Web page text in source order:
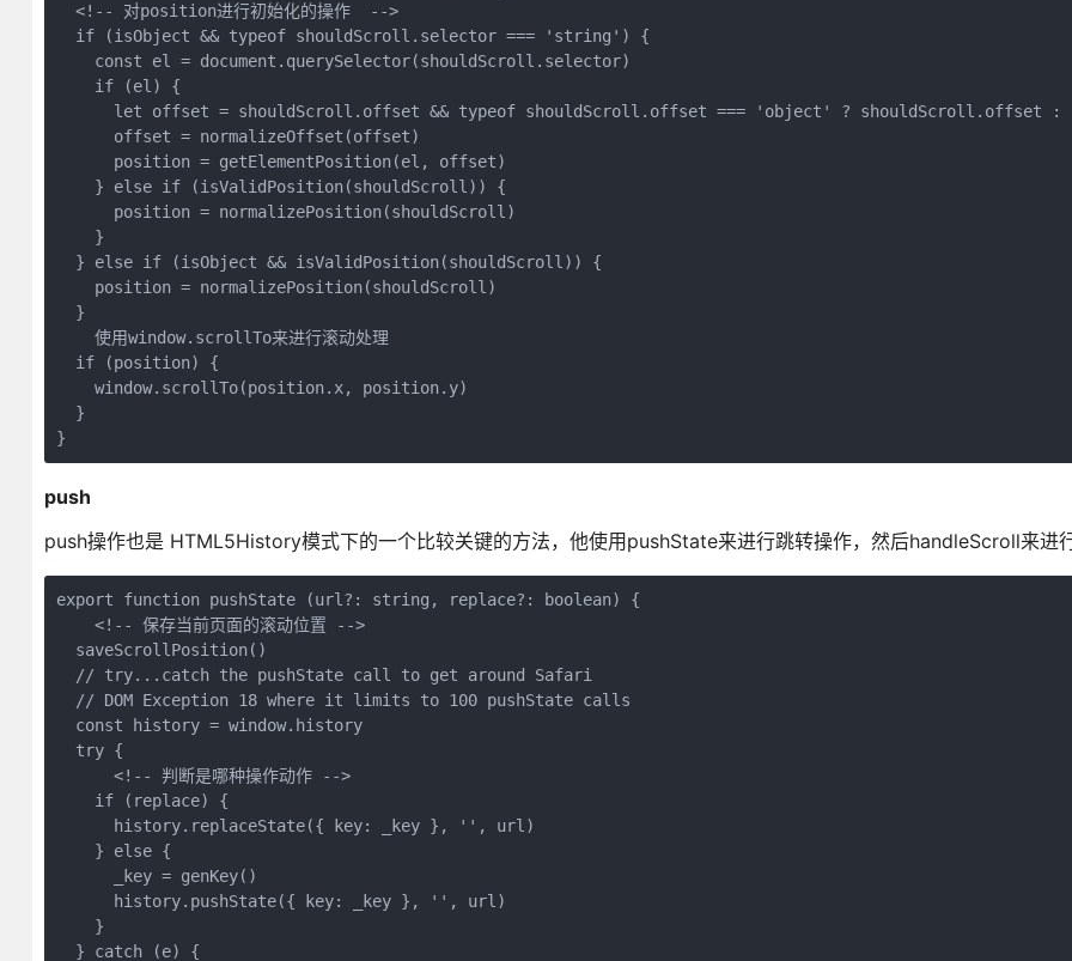
  <!-- 对position进行初始化的操作  -->
  if (isObject && typeof shouldScroll.selector === 'string') {
    const el = document.querySelector(shouldScroll.selector)
    if (el) {
let offset = shouldScroll.offset && typeof shouldScroll.offset === 'object' ? shouldScroll.offset :
      offset = normalizeOffset(offset)
      position = getElementPosition(el, offset)
    } else if (isValidPosition(shouldScroll)) {
      position = normalizePosition(shouldScroll)
    }
  } else if (isObject && isValidPosition(shouldScroll)) {
    position = normalizePosition(shouldScroll)
  }
    使用window.scrollTo来进行滚动处理
  if (position) {
    window.scrollTo(position.x, position.y)
  }
}
push
push操作也是 HTML5History模式下的一个比较关键的方法，他使用pushState来进行跳转操作，然后handleScroll来进
export function pushState (url?: string, replace?: boolean) {
    <!-- 保存当前页面的滚动位置 -->
  saveScrollPosition()
  // try...catch the pushState call to get around Safari
  // DOM Exception 18 where it limits to 100 pushState calls
  const history = window.history
  try {
      <!-- 判断是哪种操作动作 -->
    if (replace) {
      history.replaceState({ key: _key }, '', url)
    } else {
      _key = genKey()
      history.pushState({ key: _key }, '', url)
    }
  } catch (e) {